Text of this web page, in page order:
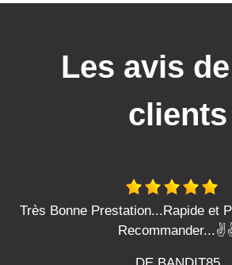
Les avis
clients
Très Bonne Prestation...Rapide et